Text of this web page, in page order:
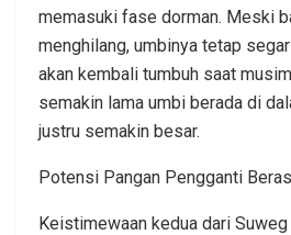
memasuki fase dorman. Meski
menghilang, umbinya tetap
akan kembali tumbuh saat
semakin lama umbi berada di
justru semakin besar.
Potensi Pangan Pengganti Beras
Keistimewaan kedua dari Suweg